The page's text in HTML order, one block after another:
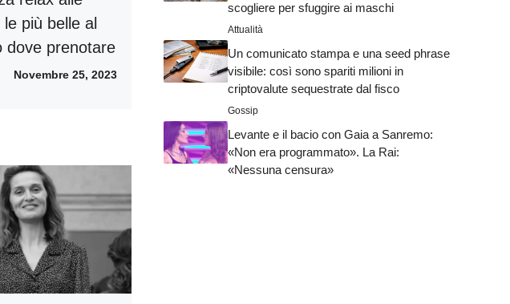
più belle al
dove prenotare
Novembre 25, 2023
scogliere per sfuggire ai maschi
Attualità
Un comunicato stampa e una seed phrase
visibile: così sono spariti milioni in
criptovalute sequestrate dal fisco
Gossip
Levante e il bacio con Gaia a Sanremo:
«Non era programmato». La Rai:
«Nessuna censura»